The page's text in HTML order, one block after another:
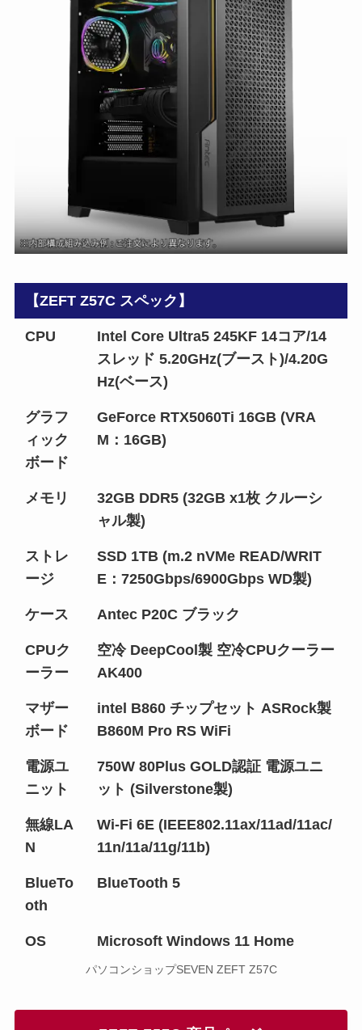
【ZEFT Z57C スペック】
CPU
Intel Core Ultra5 245KF 14コア/14
スレッド 5.20GHz(ブースト)/4.20G
Hz(ベース)
グラフ
ィック
ボード
GeForce RTX5060Ti 16GB (VRA
M：16GB)
メモリ
32GB DDR5 (32GB x1枚 クルーシ
ャル製)
ストレ
ージ
SSD 1TB (m.2 nVMe READ/WRIT
E：7250Gbps/6900Gbps WD製)
ケース Antec P20C ブラック
CPUク
ーラー
空冷 DeepCool製 空冷CPUクーラー
AK400
マザー
ボード
intel B860 チップセット ASRock製
B860M Pro RS WiFi
電源ユ
ニット
750W 80Plus GOLD認証 電源ユニ
ット (Silverstone製)
無線LA
N
Wi-Fi 6E (IEEE802.11ax/11ad/11ac/
11n/11a/11g/11b)
BlueTo
oth
BlueTooth 5
OS Microsoft Windows 11 Home
パソコンショップSEVEN ZEFT Z57C